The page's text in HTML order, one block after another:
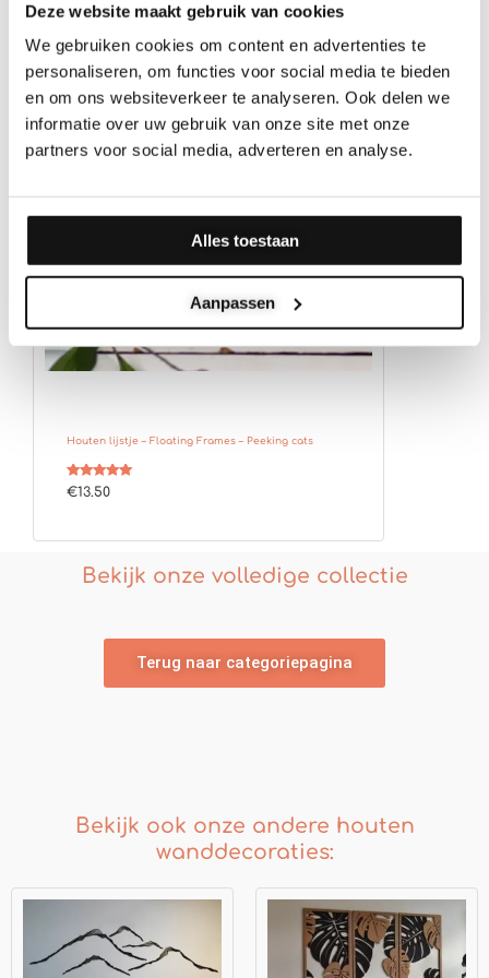
Deze website maakt gebruik van cookies
We gebruiken cookies om content en advertenties te
personaliseren, om functies voor social media te bieden
en om ons websiteverkeer te analyseren. Ook delen we
informatie over uw gebruik van onze site met onze
partners voor social media, adverteren en analyse.
Alles toestaan
Aanpassen
Houten lijstje – Floating Frames – Peeking cats
Gewaardeerd
5.00
€13.50
Bekijk onze volledige collectie
Terug naar categoriepagina
Bekijk ook onze andere houten
wanddecoraties:
Prijsklasse:
€179.00
Prijsklasse:
€255.00
tot
€299.00